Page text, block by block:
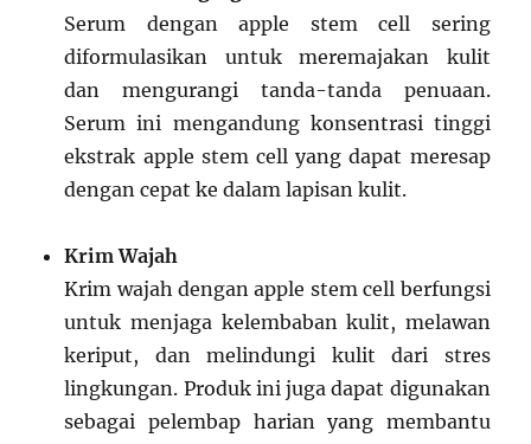
Serum dengan apple stem cell sering
diformulasikan untuk meremajakan kulit
dan mengurangi tanda-tanda penuaan.
Serum ini mengandung konsentrasi tinggi
ekstrak apple stem cell yang dapat meresap
dengan cepat ke dalam lapisan kulit.
Krim Wajah
Krim wajah dengan apple stem cell berfungsi
untuk menjaga kelembaban kulit, melawan
keriput, dan melindungi kulit dari stres
lingkungan. Produk ini juga dapat digunakan
sebagai pelembap harian yang membantu